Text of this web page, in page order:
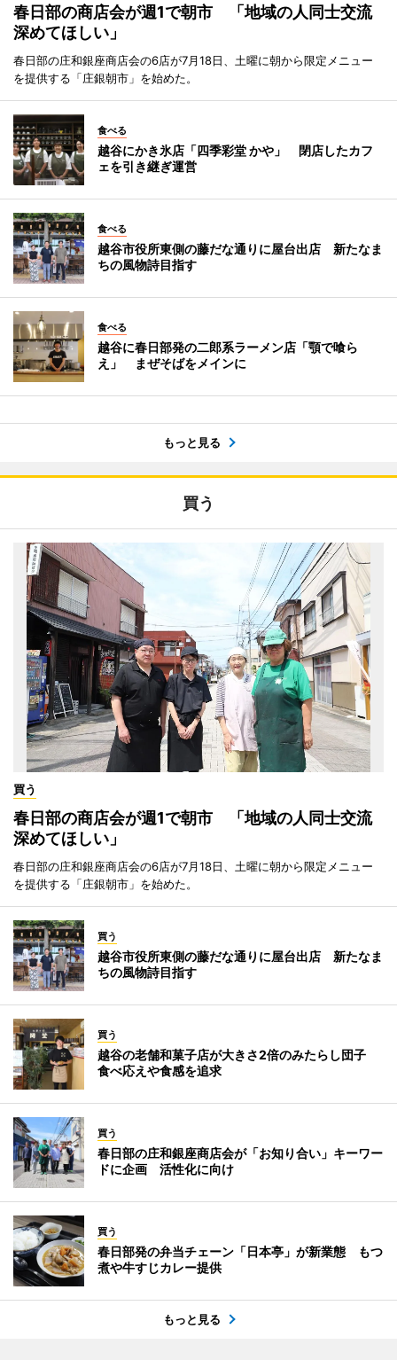
春日部の商店会が週1で朝市 「地域の人同士交流
深めてほしい」
春日部の庄和銀座商店会の6店が7月18日、土曜に朝から限定メニュー
を提供する「庄銀朝市」を始めた。
食べる
越谷にかき氷店「四季彩堂 かや」 閉店したカフ
ェを引き継ぎ運営
食べる
越谷市役所東側の藤だな通りに屋台出店 新たなま
ちの風物詩目指す
食べる
越谷に春日部発の二郎系ラーメン店「顎で喰ら
え」 まぜそばをメインに
もっと見る
買う
買う
春日部の商店会が週1で朝市 「地域の人同士交流
深めてほしい」
春日部の庄和銀座商店会の6店が7月18日、土曜に朝から限定メニュー
を提供する「庄銀朝市」を始めた。
買う
越谷市役所東側の藤だな通りに屋台出店 新たなま
ちの風物詩目指す
買う
越谷の老舗和菓子店が大きさ2倍のみたらし団子
食べ応えや食感を追求
買う
春日部の庄和銀座商店会が「お知り合い」キーワー
ドに企画 活性化に向け
買う
春日部発の弁当チェーン「日本亭」が新業態 もつ
煮や牛すじカレー提供
もっと見る